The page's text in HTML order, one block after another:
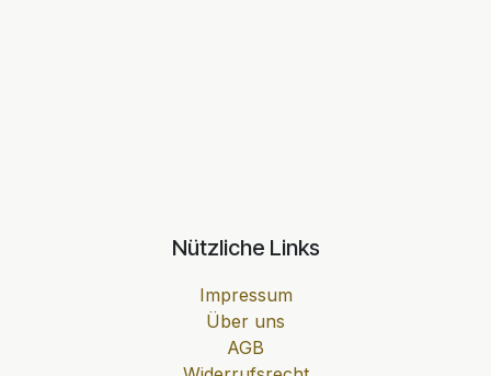
Nützliche Links
Impressum
Über uns
AGB